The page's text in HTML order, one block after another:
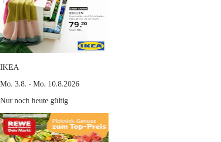
IKEA
Mo. 3.8. - Mo. 10.8.2026
Nur noch heute gültig